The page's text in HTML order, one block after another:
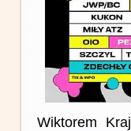
Wiktorem